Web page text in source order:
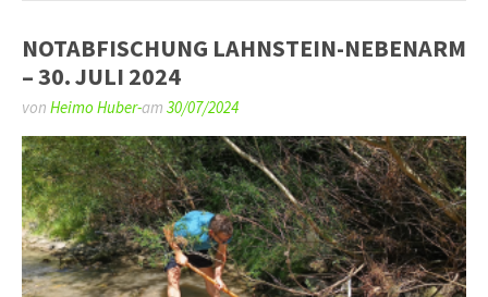
NOTABFISCHUNG LAHNSTEIN-NEBENARM
– 30. JULI 2024
von Heimo Huber-am 30/07/2024